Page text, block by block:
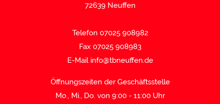
72639 Neuffen
Telefon 07025 908982
Fax 07025 908983
E-Mail info@tbneuffen.de
Öffnungszeiten der Geschäftsstelle
Mo., Mi., Do. von 9:00 - 11:00 Uhr